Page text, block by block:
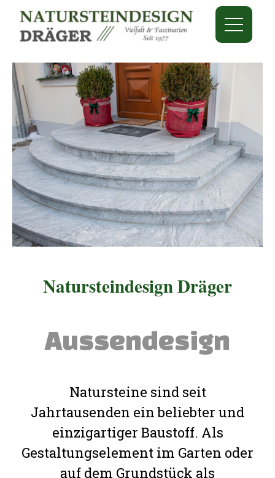
Natursteindesign Dräger
Aussendesign
Natursteine sind seit
Jahrtausenden ein beliebter und
einzigartiger Baustoff. Als
Gestaltungselement im Garten oder
auf dem Grundstück als